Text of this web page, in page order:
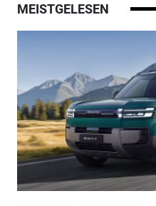
MEISTGELESEN